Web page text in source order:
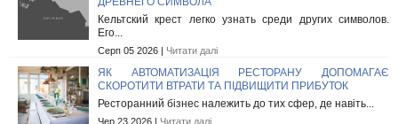
Кельтский крест легко узнать среди других символов.
Его...
Серп 05 2026 | Читати далі
ЯК АВТОМАТИЗАЦІЯ РЕСТОРАНУ ДОПОМАГАЄ
СКОРОТИТИ ВТРАТИ ТА ПІДВИЩИТИ ПРИБУТОК
Ресторанний бізнес належить до тих сфер, де навіть...
Чер 23 2026 | Читати далі